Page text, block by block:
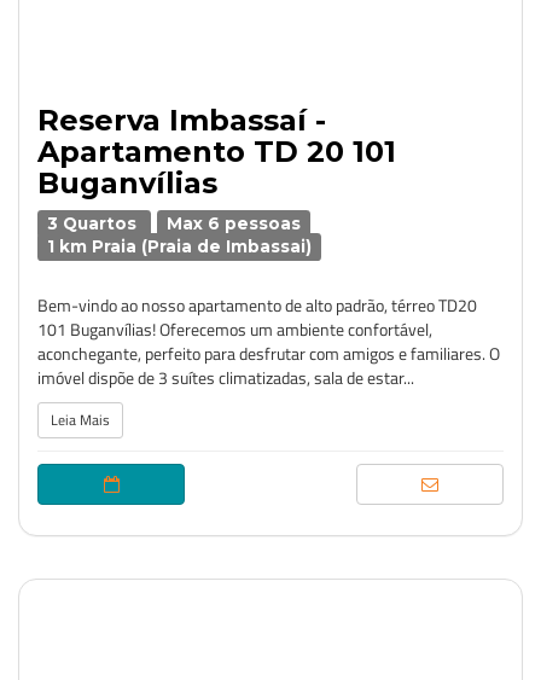
Reserva Imbassaí -
Apartamento TD 20 101
Buganvílias
3 Quartos
Max 6 pessoas
1 km Praia (Praia de Imbassai)
Bem-vindo ao nosso apartamento de alto padrão, térreo TD20
101 Buganvílias! Oferecemos um ambiente confortável,
aconchegante, perfeito para desfrutar com amigos e familiares. O
imóvel dispõe de 3 suítes climatizadas, sala de estar...
Leia Mais